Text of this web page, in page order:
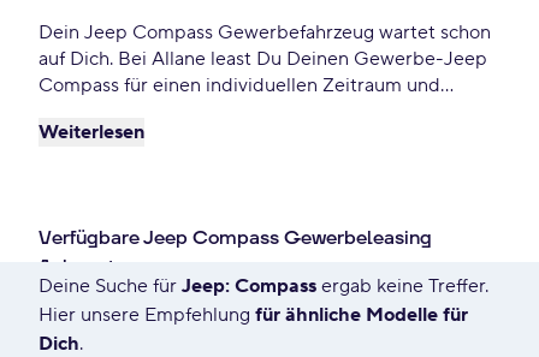
Dein Jeep Compass Gewerbefahrzeug wartet schon
auf Dich. Bei Allane least Du Deinen Gewerbe-Jeep
Compass für einen individuellen Zeitraum und
Compass kaufen möchtest oder zurückgeben willst.
Weiterlesen
Verfügbare Jeep Compass Gewerbeleasing
Anbegote
42 Angebote für Deine Suche
Deine Suche für Jeep: Compass ergab keine Treffer.
Hier unsere Empfehlung für ähnliche Modelle für
Dich.